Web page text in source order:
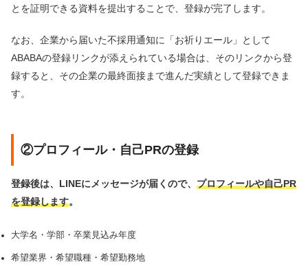
とを証明できる資料を提出することで、登録が完了します。
なお、企業から届いた不採用通知に「お祈りエール」として
ABABAの登録リンクが添えられている場合は、そのリンクから登
録すると、その企業の最終面接まで進んだ実績として登録できま
す。
②プロフィール・自己PRの登録
登録後は、LINEにメッセージが届くので、 プロフィールや自己PR
を登録します。
大学名・学部・卒業見込み年度
希望業界・希望職種・希望勤務地